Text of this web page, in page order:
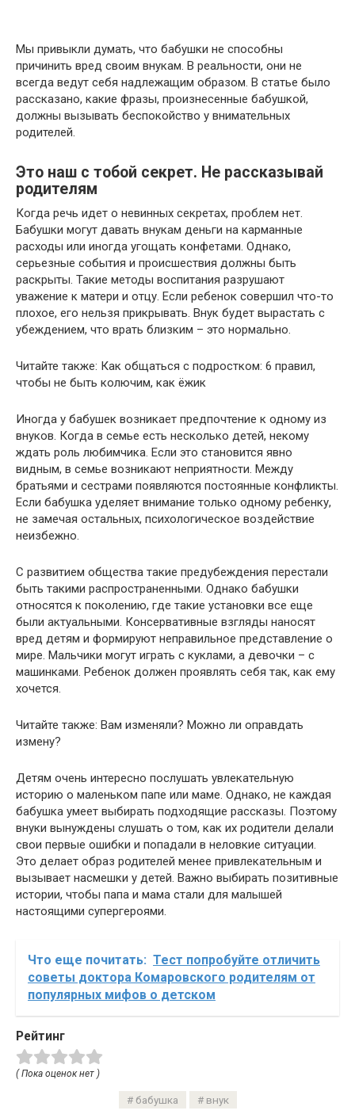
Мы привыкли думать, что бабушки не способны
причинить вред своим внукам. В реальности, они не
всегда ведут себя надлежащим образом. В статье было
рассказано, какие фразы, произнесенные бабушкой,
должны вызывать беспокойство у внимательных
родителей.
Это наш с тобой секрет. Не рассказывай
родителям
Когда речь идет о невинных секретах, проблем нет.
Бабушки могут давать внукам деньги на карманные
расходы или иногда угощать конфетами. Однако,
серьезные события и происшествия должны быть
раскрыты. Такие методы воспитания разрушают
уважение к матери и отцу. Если ребенок совершил что-то
плохое, его нельзя прикрывать. Внук будет вырастать с
убеждением, что врать близким – это нормально.
Читайте также: Как общаться с подростком: 6 правил,
чтобы не быть колючим, как ёжик
Иногда у бабушек возникает предпочтение к одному из
внуков. Когда в семье есть несколько детей, некому
ждать роль любимчика. Если это становится явно
видным, в семье возникают неприятности. Между
братьями и сестрами появляются постоянные конфликты.
Если бабушка уделяет внимание только одному ребенку,
не замечая остальных, психологическое воздействие
неизбежно.
С развитием общества такие предубеждения перестали
быть такими распространенными. Однако бабушки
относятся к поколению, где такие установки все еще
были актуальными. Консервативные взгляды наносят
вред детям и формируют неправильное представление о
мире. Мальчики могут играть с куклами, а девочки – с
машинками. Ребенок должен проявлять себя так, как ему
хочется.
Читайте также: Вам изменяли? Можно ли оправдать
измену?
Детям очень интересно послушать увлекательную
историю о маленьком папе или маме. Однако, не каждая
бабушка умеет выбирать подходящие рассказы. Поэтому
внуки вынуждены слушать о том, как их родители делали
свои первые ошибки и попадали в неловкие ситуации.
Это делает образ родителей менее привлекательным и
вызывает насмешки у детей. Важно выбирать позитивные
истории, чтобы папа и мама стали для малышей
настоящими супергероями.
Что еще почитать: Тест попробуйте отличить
советы доктора Комаровского родителям от
популярных мифов о детском
Рейтинг
( Пока оценок нет )
бабушка внук